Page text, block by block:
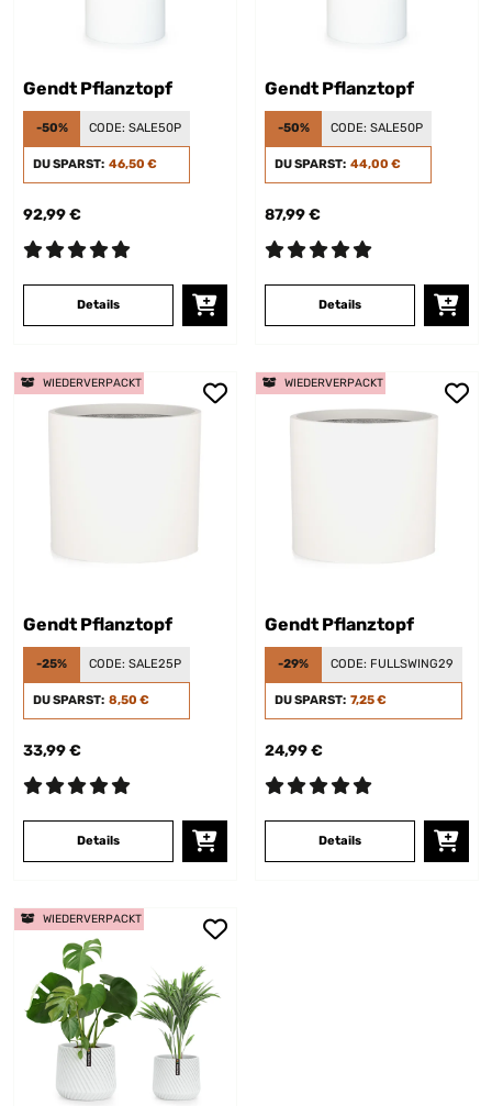
Gendt Pflanztopf
-50% CODE: SALE50P
DU SPARST: 46,50 €
92,99 €
Details
Gendt Pflanztopf
-50% CODE: SALE50P
DU SPARST: 44,00 €
87,99 €
Details
Gendt Pflanztopf
-25% CODE: SALE25P
DU SPARST: 8,50 €
33,99 €
Details
WIEDERVERPACKT
Gendt Pflanztopf
-29% CODE: FULLSWING29
DU SPARST: 7,25 €
24,99 €
Details
WIEDERVERPACKT
WIEDERVERPACKT